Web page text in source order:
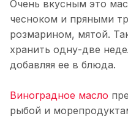
Очень вкусным это
чесноком и пряными
розмарином, мятой.
хранить одну-две
добавляя ее в блюда.
Виноградное масло
рыбой и